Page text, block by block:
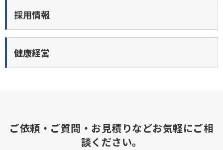
採用情報
健康経営
ご依頼・ご質問・お見積りなどお気軽にご相
談ください。